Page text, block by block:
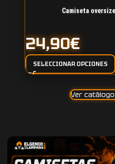
Camiseta
24,90€
SELECCIONAR OPCIONES
Ver